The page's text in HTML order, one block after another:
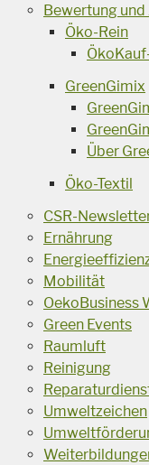
Bewertung
Öko-Rein
GreenGimix
Über
Öko-Textil
CSR-
Ernährung
Mobilität
OekoBusiness
Green Events
Raumluft
Reinigung
Umweltzeichen